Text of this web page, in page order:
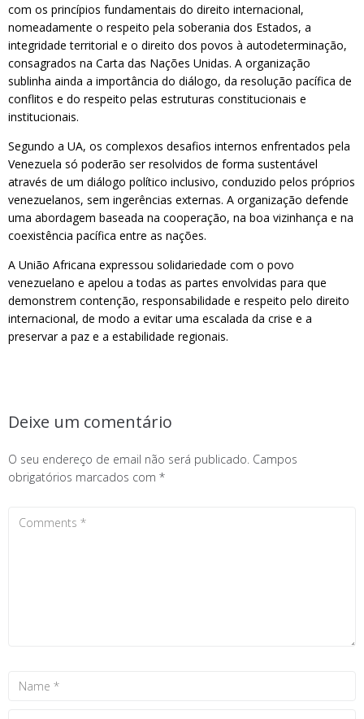
com os princípios fundamentais do direito internacional,
nomeadamente o respeito pela soberania dos Estados, a
integridade territorial e o direito dos povos à autodeterminação,
consagrados na Carta das Nações Unidas. A organização
sublinha ainda a importância do diálogo, da resolução pacífica de
conflitos e do respeito pelas estruturas constitucionais e
institucionais.
Segundo a UA, os complexos desafios internos enfrentados pela
Venezuela só poderão ser resolvidos de forma sustentável
através de um diálogo político inclusivo, conduzido pelos próprios
venezuelanos, sem ingerências externas. A organização defende
uma abordagem baseada na cooperação, na boa vizinhança e na
coexistência pacífica entre as nações.
A União Africana expressou solidariedade com o povo
venezuelano e apelou a todas as partes envolvidas para que
demonstrem contenção, responsabilidade e respeito pelo direito
internacional, de modo a evitar uma escalada da crise e a
preservar a paz e a estabilidade regionais.
Deixe um comentário
O seu endereço de email não será publicado. Campos
obrigatórios marcados com *